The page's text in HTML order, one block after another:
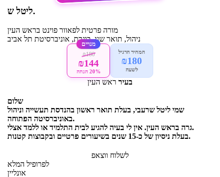
ליטל ש.
מורה פרטית לפאוור פוינט בראש העין
ניהול, תואר שני, בוגרת, אוניברסיטת תל אביב
המחיר הרגיל
₪180
לשעה
מנויים
₪180
₪144
20% הנחה
בעיר ראש העין
שלום
שמי ליטל שרעבי, בעלת תואר ראשון בהנדסת תעשייה וניהול
באוניברסיטה הפתוחה.
גרה בראש העין. אין לי בעיה להגיע לבית התלמיד או ללמד אצלי.
בעלת ניסיון של כ-15 שנים בשיעורים פרטיים ובקבוצות קטנות.
לשלוח ווצאפ
לפרופיל המלא
אונליין